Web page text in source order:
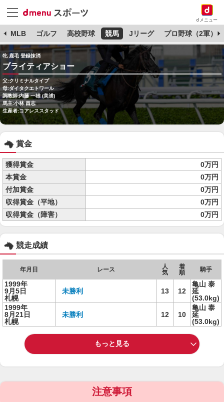
dメニュー
MLB ゴルフ 高校野球 競馬 Jリーグ プロ野球（2軍）
牝 鹿毛 登録抹消
ブライティアショー
父:クリミナルタイプ
母:ダイタクエトワール
調教師:内藤 一雄 (美浦)
馬主:小林 昌志
生産者:コアレススタッド
賞金
獲得賞金
0万円
本賞金
0万円
付加賞金
0万円
収得賞金（平地）
0万円
収得賞金（障害）
0万円
競走成績
年月日 レース
人
気
着
順
騎手
1999年
9月5日
札幌
未勝利 13 12
亀山 泰
延
(53.0kg)
1999年
8月21日
札幌
未勝利 12 10
亀山 泰
延
(53.0kg)
もっと見る
注意事項